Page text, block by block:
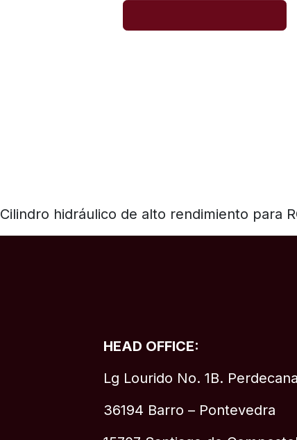
Cilindro hidráulico de alto rendimiento para
HEAD OFFICE:
Lg Lourido No. 1B.
36194 Barro – Pontevedra